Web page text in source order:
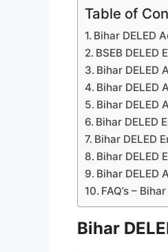
Table of
Bihar DELED
BSEB DELED
Bihar DELED
Bihar DELED
Bihar DELED
Bihar DELED
Bihar DELED
Bihar DELED
Bihar DELED
FAQ’s –
Bihar